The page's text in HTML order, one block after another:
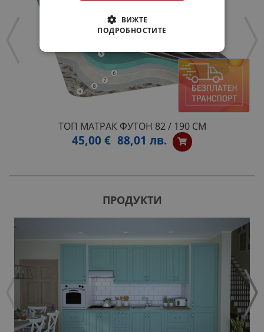
ТОП МАТРАК ФУТОН 82 / 190 СМ
45,00 € 88,01 лв.
ПРОДУКТИ
ВИЖТЕ
ПОДРОБНОСТИТЕ